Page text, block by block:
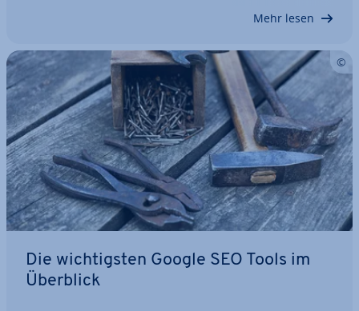
Mehr lesen
Die wich­tigs­ten Google SEO Tools im
Überblick